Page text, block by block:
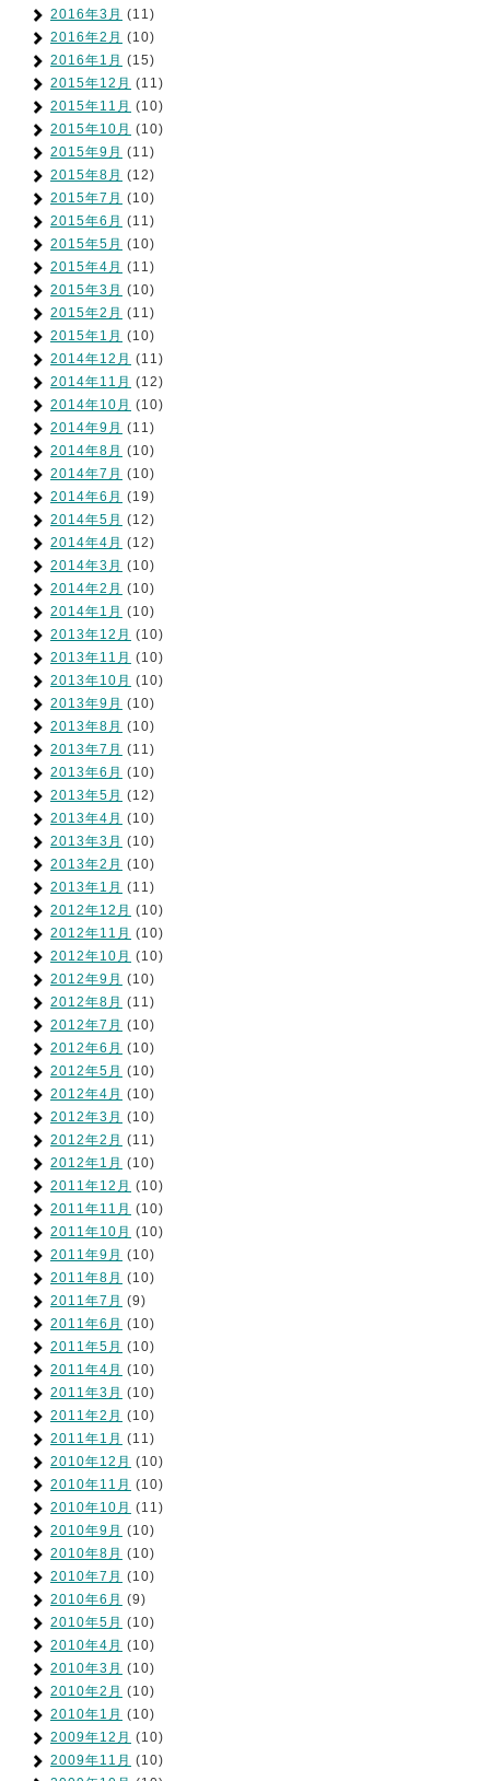
2016年3月 (11)
2016年2月 (10)
2016年1月 (15)
2015年12月 (11)
2015年11月 (10)
2015年10月 (10)
2015年9月 (11)
2015年8月 (12)
2015年7月 (10)
2015年6月 (11)
2015年5月 (10)
2015年4月 (11)
2015年3月 (10)
2015年2月 (11)
2015年1月 (10)
2014年12月 (11)
2014年11月 (12)
2014年10月 (10)
2014年9月 (11)
2014年8月 (10)
2014年7月 (10)
2014年6月 (19)
2014年5月 (12)
2014年4月 (12)
2014年3月 (10)
2014年2月 (10)
2014年1月 (10)
2013年12月 (10)
2013年11月 (10)
2013年10月 (10)
2013年9月 (10)
2013年8月 (10)
2013年7月 (11)
2013年6月 (10)
2013年5月 (12)
2013年4月 (10)
2013年3月 (10)
2013年2月 (10)
2013年1月 (11)
2012年12月 (10)
2012年11月 (10)
2012年10月 (10)
2012年9月 (10)
2012年8月 (11)
2012年7月 (10)
2012年6月 (10)
2012年5月 (10)
2012年4月 (10)
2012年3月 (10)
2012年2月 (11)
2012年1月 (10)
2011年12月 (10)
2011年11月 (10)
2011年10月 (10)
2011年9月 (10)
2011年8月 (10)
2011年7月 (9)
2011年6月 (10)
2011年5月 (10)
2011年4月 (10)
2011年3月 (10)
2011年2月 (10)
2011年1月 (11)
2010年12月 (10)
2010年11月 (10)
2010年10月 (11)
2010年9月 (10)
2010年8月 (10)
2010年7月 (10)
2010年6月 (9)
2010年5月 (10)
2010年4月 (10)
2010年3月 (10)
2010年2月 (10)
2010年1月 (10)
2009年12月 (10)
2009年11月 (10)